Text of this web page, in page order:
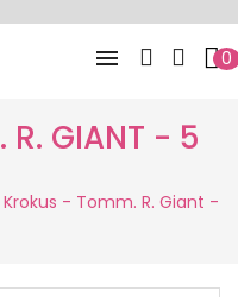
 0
R. GIANT - 5
Krokus - Tomm. R. Giant -